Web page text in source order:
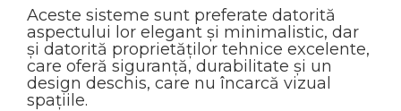
Aceste sisteme sunt preferate datorită
aspectului lor elegant și minimalistic, dar
și datorită proprietăților tehnice excelente,
care oferă siguranță, durabilitate și un
design deschis, care nu încarcă vizual
spațiile.